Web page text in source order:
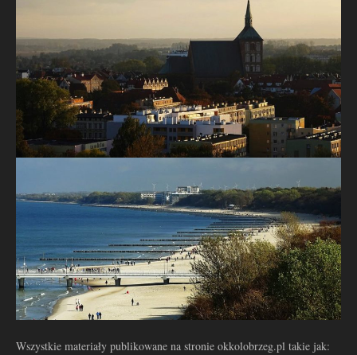
Wszystkie materiały publikowane na stronie okkolobrzeg.pl takie jak: